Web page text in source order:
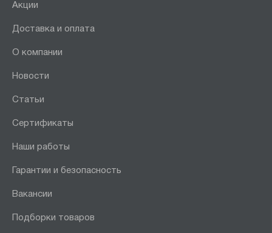
Акции
Доставка и оплата
О компании
Новости
Статьи
Сертификаты
Наши работы
Гарантии и безопасность
Вакансии
Подборки товаров